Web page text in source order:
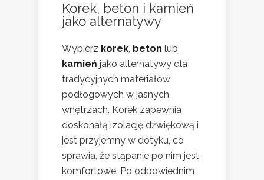
Korek, beton i kamień
jako alternatywy
Wybierz korek, beton lub
kamień jako alternatywy dla
tradycyjnych materiałów
podłogowych w jasnych
wnętrzach. Korek zapewnia
doskonałą izolację dźwiękową i
jest przyjemny w dotyku, co
sprawia, że stąpanie po nim jest
komfortowe. Po odpowiednim